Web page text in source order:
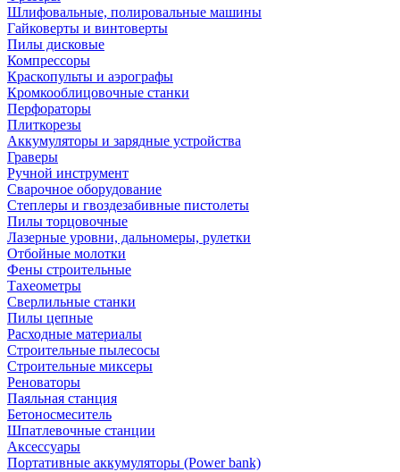
Шлифовальные, полировальные машины
Гайковерты и винтоверты
Пилы дисковые
Компрессоры
Краскопульты и аэрографы
Кромкооблицовочные станки
Перфораторы
Плиткорезы
Аккумуляторы и зарядные устройства
Граверы
Ручной инструмент
Сварочное оборудование
Степлеры и гвоздезабивные пистолеты
Пилы торцовочные
Лазерные уровни, дальномеры, рулетки
Отбойные молотки
Фены строительные
Тахеометры
Сверлильные станки
Пилы цепные
Расходные материалы
Строительные пылесосы
Строительные миксеры
Реноваторы
Паяльная станция
Бетоносмеситель
Шпатлевочные станции
Аксессуары
Портативные аккумуляторы (Power bank)